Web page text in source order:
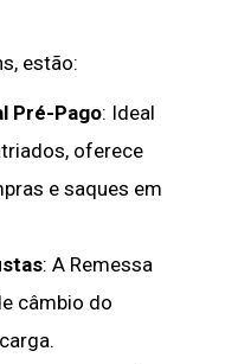
estão:
Pré-Pago: Ideal
oferece
e saques em
: A Remessa
câmbio do